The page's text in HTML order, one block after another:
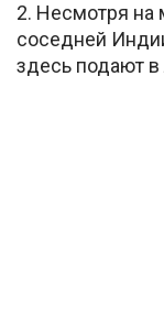
2. Несмотря на
соседней
здесь подают